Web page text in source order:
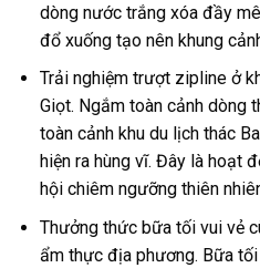
dòng nước trắng xóa đầy
đổ xuống tạo nên khung
Trải nghiệm trượt zipline ở
Giọt. Ngắm toàn cảnh dòng
toàn cảnh khu du lịch thác
hiện ra hùng vĩ. Đây là hoạt
hội chiêm ngưỡng thiên
Thưởng thức bữa tối vui vẻ
ẩm thực địa phương. Bữa